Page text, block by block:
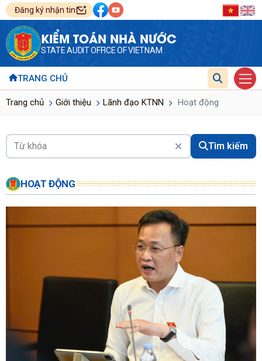
Đăng ký nhận tin
KIỂM TOÁN NHÀ NƯỚC
STATE AUDIT OFFICE OF VIETNAM
TRANG CHỦ
Trang chủ Giới thiệu Lãnh đạo KTNN Hoạt động
Tìm kiếm
HOẠT ĐỘNG